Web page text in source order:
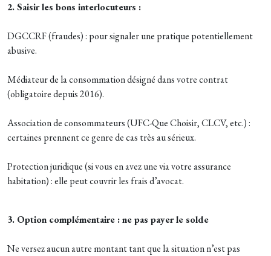
2. Saisir les bons interlocuteurs :
DGCCRF (fraudes) : pour signaler une pratique potentiellement
abusive.
Médiateur de la consommation désigné dans votre contrat
(obligatoire depuis 2016).
Association de consommateurs (UFC-Que Choisir, CLCV, etc.) :
certaines prennent ce genre de cas très au sérieux.
Protection juridique (si vous en avez une via votre assurance
habitation) : elle peut couvrir les frais d’avocat.
3. Option complémentaire : ne pas payer le solde
Ne versez aucun autre montant tant que la situation n’est pas